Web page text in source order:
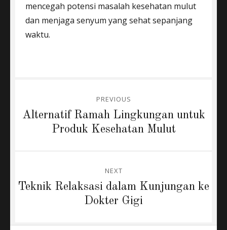
mencegah potensi masalah kesehatan mulut
dan menjaga senyum yang sehat sepanjang
waktu.
navigation
PREVIOUS
Previous
Alternatif Ramah Lingkungan untuk
Produk Kesehatan Mulut
NEXT
Next
Teknik Relaksasi dalam Kunjungan ke
Dokter Gigi